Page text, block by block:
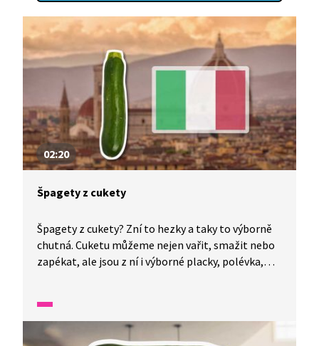
02:20
Špagety z cukety
Špagety z cukety? Zní to hezky a taky to výborně
chutná. Cuketu můžeme nejen vařit, smažit nebo
zapékat, ale jsou z ní i výborné placky, polévka,
multifunkční dobrota dostala?